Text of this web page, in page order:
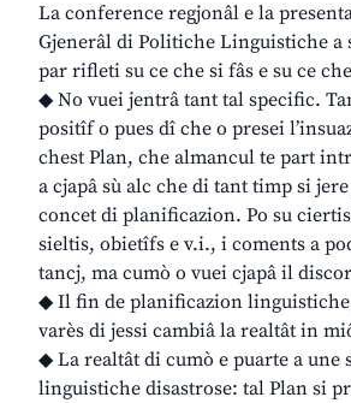
La conference regjonâl e la
Gjenerâl di Politiche Linguistiche a
par rifleti su ce che si fâs e su ce
◆ No vuei jentrâ tant tal specific.
positîf o pues dî che o presei
chest Plan, che almancul te part
a cjapâ sù alc che di tant timp si
concet di planificazion. Po su
sieltis, obietîfs e v.i., i coments a
tancj, ma cumò o vuei cjapâ il
◆ Il fin de planificazion
varès di jessi cambiâ la realtât in
◆ La realtât di cumò e puarte a une
linguistiche disastrose: tal Plan si